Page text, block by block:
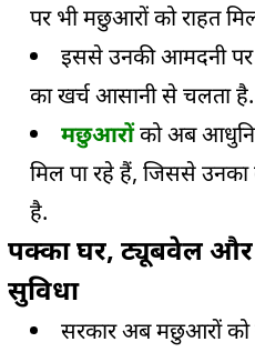
पर भी मछुआरों को राहत
इससे उनकी आमदनी पर
का खर्च आसानी से चलता है.
मछुआरोंको अब
मिल पा रहे हैं, जिससे
है.
पक्का घर, ट्यूबवेल
सुविधा
सरकार अब मछुआरों